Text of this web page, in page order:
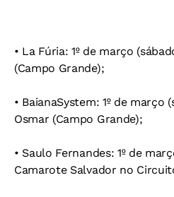
• La Fúria: 1º de março
(Campo Grande);
• BaianaSystem: 1º de março
Osmar (Campo Grande);
• Saulo Fernandes: 1º de
Camarote Salvador no